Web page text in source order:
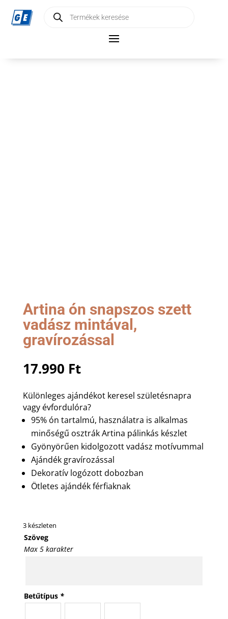
search
Artina ón snapszos szett
vadász mintával,
gravírozással
17.990 Ft
Különleges ajándékot keresel születésnapra
vagy évfordulóra?
95% ón tartalmú, használatra is alkalmas
minőségű osztrák Artina pálinkás készlet
Gyönyörűen kidolgozott vadász motívummal
Ajándék gravírozással
Dekoratív logózott dobozban
Ötletes ajándék férfiaknak
3 készleten
Szöveg
Max 5 karakter
Betűtípus *